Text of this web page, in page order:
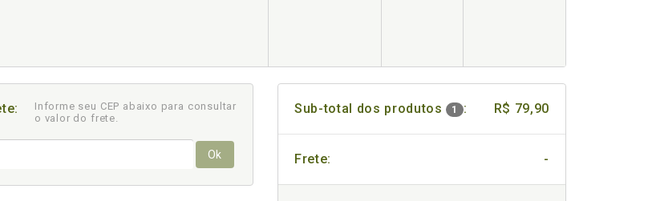
Informe seu CEP abaixo para consultar
o valor do frete.
Ok
Sub-total dos produtos 1 : R$ 79,90
Frete: -